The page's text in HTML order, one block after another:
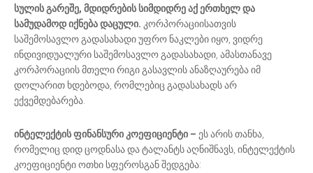
სულის გარეშე, მდიდრების სიმდიდრე აქ ერთხელ და
სამუდამოდ იქნება დაცული. კორპორაციისათვის
საშემოსავლო გადასახადი უფრო ნაკლები იყო, ვიდრე
ინდივიდუალური საშემოსავლო გადასახადი, ამასთანავე
კორპორაციის მთელი რიგი გასავლის ანაზღაურება იმ
დოლარით ხდებოდა, რომლებიც გადასახადს არ
ექვემდებარება.
ინტელექტისფინანსური კოეფიციენტი – ეს არის თანხა,
რომელიც დიდ ცოდნასა და ტალანტს აღნიშნავს, ინტელექტის
კოეფიციენტი ოთხი სფეროსგან შედგება: